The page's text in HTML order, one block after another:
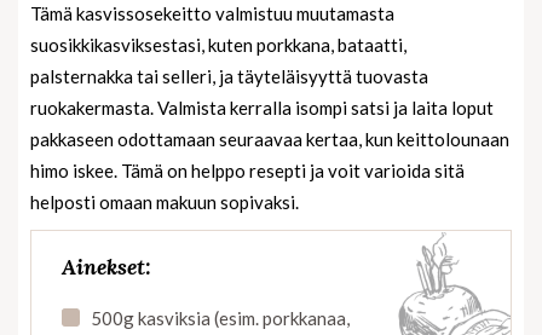
Tämä kasvissosekeitto valmistuu muutamasta
suosikkikasviksestasi, kuten porkkana, bataatti,
palsternakka tai selleri, ja täyteläisyyttä tuovasta
ruokakermasta. Valmista kerralla isompi satsi ja laita loput
pakkaseen odottamaan seuraavaa kertaa, kun keittolounaan
himo iskee. Tämä on helppo resepti ja voit varioida sitä
helposti omaan makuun sopivaksi.
Ainekset:
500g kasviksia (esim. porkkanaa,